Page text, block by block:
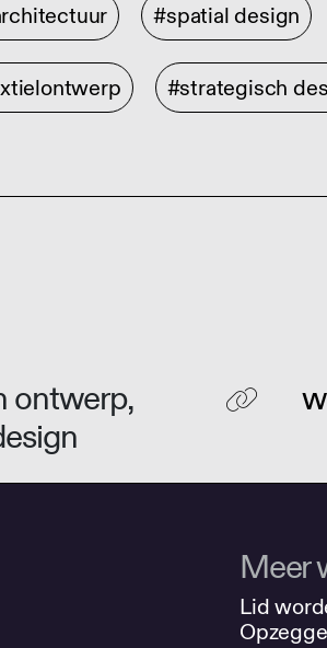
#spatial design
#strategisch
ontwerp,
Meer
Lid